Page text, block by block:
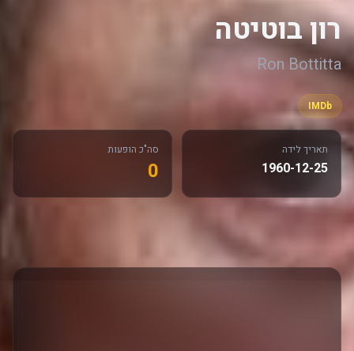
רון בוטיטה
Ron Bottitta
IMDb
תאריך לידה
1960-12-25
סה"כ הופעות
0